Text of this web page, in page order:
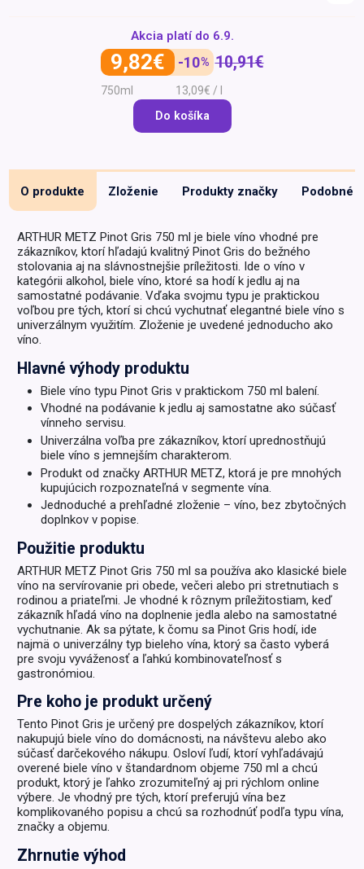
poukazy
Recepty
výživa
Drogéria a kozmetika
Domácnosť a kancelária
Lekáreň
Akcia platí do 6.9.
9,82€ -10% 10,91€
750ml 13,09€ / l
Do košíka
O produkte Zloženie Produkty značky Podobné
ARTHUR METZ Pinot Gris 750 ml je biele víno vhodné pre
zákazníkov, ktorí hľadajú kvalitný Pinot Gris do bežného
stolovania aj na slávnostnejšie príležitosti. Ide o víno v
kategórii alkohol, biele víno, ktoré sa hodí k jedlu aj na
samostatné podávanie. Vďaka svojmu typu je praktickou
voľbou pre tých, ktorí si chcú vychutnať elegantné biele víno s
univerzálnym využitím. Zloženie je uvedené jednoducho ako
víno.
Hlavné výhody produktu
Biele víno typu Pinot Gris v praktickom 750 ml balení.
Vhodné na podávanie k jedlu aj samostatne ako súčasť
vínneho servisu.
Univerzálna voľba pre zákazníkov, ktorí uprednostňujú
biele víno s jemnejším charakterom.
Produkt od značky ARTHUR METZ, ktorá je pre mnohých
kupujúcich rozpoznateľná v segmente vína.
Jednoduché a prehľadné zloženie – víno, bez zbytočných
doplnkov v popise.
Použitie produktu
ARTHUR METZ Pinot Gris 750 ml sa používa ako klasické biele
víno na servírovanie pri obede, večeri alebo pri stretnutiach s
rodinou a priateľmi. Je vhodné k rôznym príležitostiam, keď
zákazník hľadá víno na doplnenie jedla alebo na samostatné
vychutnanie. Ak sa pýtate, k čomu sa Pinot Gris hodí, ide
najmä o univerzálny typ bieleho vína, ktorý sa často vyberá
pre svoju vyváženosť a ľahkú kombinovateľnosť s
gastronómiou.
Pre koho je produkt určený
Tento Pinot Gris je určený pre dospelých zákazníkov, ktorí
nakupujú biele víno do domácnosti, na návštevu alebo ako
súčasť darčekového nákupu. Osloví ľudí, ktorí vyhľadávajú
overené biele víno v štandardnom objeme 750 ml a chcú
produkt, ktorý je ľahko zrozumiteľný aj pri rýchlom online
výbere. Je vhodný pre tých, ktorí preferujú vína bez
komplikovaného popisu a chcú sa rozhodnúť podľa typu vína,
značky a objemu.
Zhrnutie výhod